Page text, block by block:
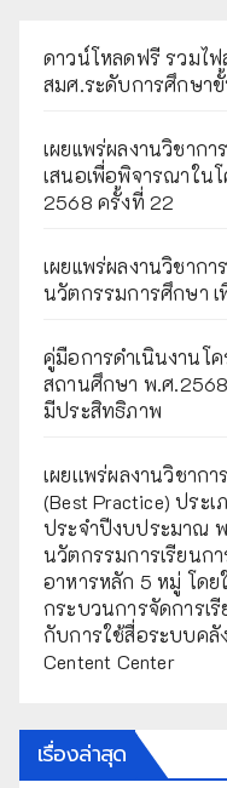
ดาวน์โหลดฟรี รวมไฟ
สมศ.ระดับการศึกษา
เผยแพร่ผลงานวิชาก
เสนอเพื่อพิจารณาใน
2568 ครั้งที่ 22
เผยแพร่ผลงานวิชาก
นวัตกรรมการศึกษา
คู่มือการดำเนินงานโ
สถานศึกษา พ.ศ
มีประสิทธิภาพ
เผยเเพร่ผลงานวิชาก
(Best Practice) ประ
ประจำปีงบประมาณ
นวัตกรรมการเรียนก
อาหารหลัก 5 หมู่ โดย
กระบวนการจัดการเ
กับการใช้สื่อระบบคลั
Centent Center
เรื่องล่าสุด